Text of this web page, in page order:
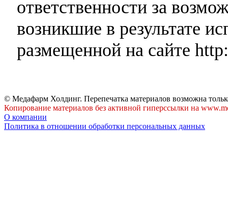
ответственности за
возникшие в результате
размещенной на сайте
© Медафарм Холдинг. Перепечатка материалов возможна
Копирование материалов без активной гиперссылки на
О компании
Политика в отношении обработки персональных данных